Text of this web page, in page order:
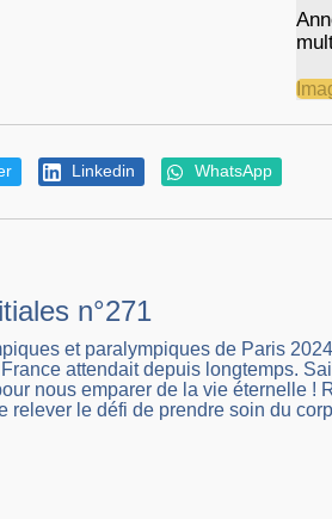
Linkedin WhatsApp
n°271
et paralympiques de Paris
attendait depuis longtemps.
nous emparer de la vie éternelle !
le défi de prendre soin du